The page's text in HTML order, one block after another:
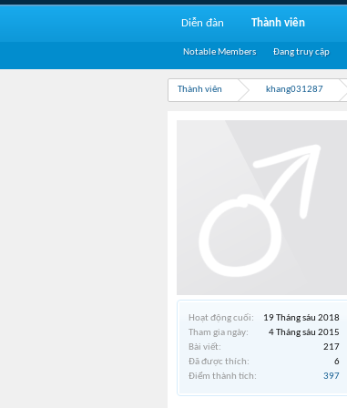
Thành viên khang031287
Hoạt động cuối:
19 Tháng sáu 2018
Tham gia ngày:
4 Tháng sáu 2015
Bài viết:
217
Đã được thích:
6
Điểm thành tích:
397
Diễn đàn Thành viên
Notable Members Đang truy cập